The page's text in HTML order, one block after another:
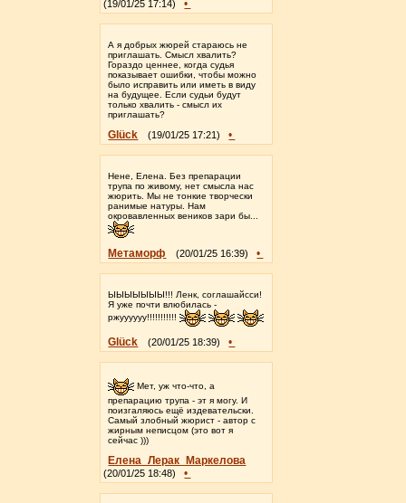
(19/01/25 17:14) •
А я добрых жюрей стараюсь не
приглашать. Смысл хвалить?
Гораздо ценнее, когда судья
показывает ошибки, чтобы можно
было исправить или иметь в виду
на будущее. Если судьи будут
только хвалить - смысл их
приглашать?
Glück (19/01/25 17:21) •
Нене, Елена. Без препарации
трупа по живому, нет смысла нас
жюрить. Мы не тонкие творчески
ранимые натуры. Нам
окровавленных веников зари бы...
Метаморф (20/01/25 16:39) •
ЫЫЫЫЫЫЫ!!! Ленк, соглашайсси!
Я уже почти влюбилась -
ржуууууу!!!!!!!!!!!
Glück (20/01/25 18:39) •
Мет, уж что-что, а
препарацию трупа - эт я могу. И
поизгаляюсь ещё издевательски.
Самый злобный жюрист - автор с
жирным неписцом (это вот я
сейчас )))
Елена_Лерак_Маркелова
(20/01/25 18:48) •